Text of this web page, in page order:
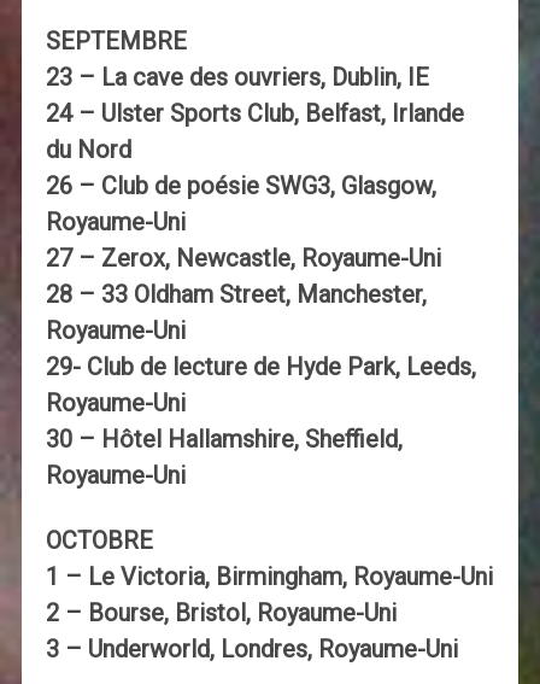
SEPTEMBRE
23 – La cave des ouvriers, Dublin, IE
24 – Ulster Sports Club, Belfast, Irlande
du Nord
26 – Club de poésie SWG3, Glasgow,
Royaume-Uni
27 – Zerox, Newcastle, Royaume-Uni
28 – 33 Oldham Street, Manchester,
Royaume-Uni
29- Club de lecture de Hyde Park, Leeds,
Royaume-Uni
30 – Hôtel Hallamshire, Sheffield,
Royaume-Uni
OCTOBRE
1 – Le Victoria, Birmingham, Royaume-Uni
2 – Bourse, Bristol, Royaume-Uni
3 – Underworld, Londres, Royaume-Uni